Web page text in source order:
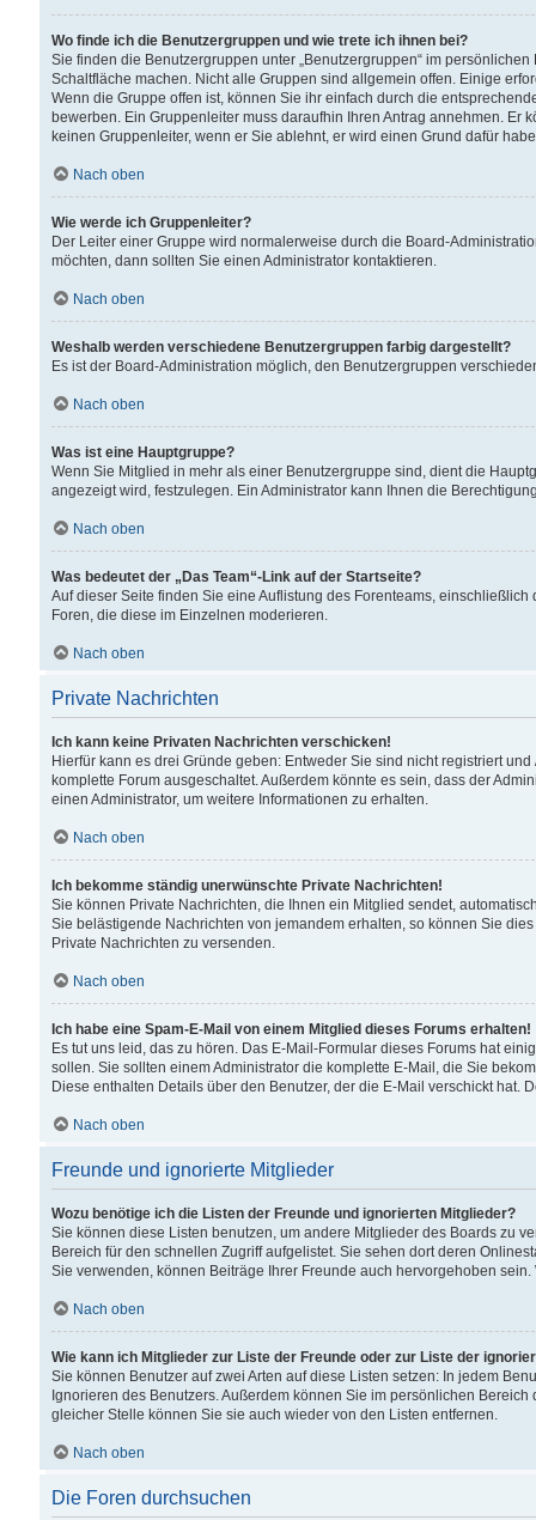
Wo finde ich die Benutzergruppen und wie trete ich ihnen bei?
Sie finden die Benutzergruppen unter „Benutzergruppen“ im
Schaltfläche machen. Nicht alle Gruppen sind allgemein offen. Einige
Wenn die Gruppe offen ist, können Sie ihr einfach durch die
bewerben. Ein Gruppenleiter muss daraufhin Ihren Antrag annehmen.
keinen Gruppenleiter, wenn er Sie ablehnt, er wird einen Grund dafür
Nach oben
Wie werde ich Gruppenleiter?
Der Leiter einer Gruppe wird normalerweise durch die Board-
möchten, dann sollten Sie einen Administrator kontaktieren.
Nach oben
Weshalb werden verschiedene Benutzergruppen farbig dargestellt?
Es ist der Board-Administration möglich, den Benutzergruppen
Nach oben
Was ist eine Hauptgruppe?
Wenn Sie Mitglied in mehr als einer Benutzergruppe sind, dient die
angezeigt wird, festzulegen. Ein Administrator kann Ihnen die
Nach oben
Was bedeutet der „Das Team“-Link auf der Startseite?
Auf dieser Seite finden Sie eine Auflistung des Forenteams,
Foren, die diese im Einzelnen moderieren.
Nach oben
Private Nachrichten
Ich kann keine Privaten Nachrichten verschicken!
Hierfür kann es drei Gründe geben: Entweder Sie sind nicht registriert
komplette Forum ausgeschaltet. Außerdem könnte es sein, dass der
einen Administrator, um weitere Informationen zu erhalten.
Nach oben
Ich bekomme ständig unerwünschte Private Nachrichten!
Sie können Private Nachrichten, die Ihnen ein Mitglied sendet,
Sie belästigende Nachrichten von jemandem erhalten, so können Sie
Private Nachrichten zu versenden.
Nach oben
Ich habe eine Spam-E-Mail von einem Mitglied dieses Forums erhalten!
Es tut uns leid, das zu hören. Das E-Mail-Formular dieses Forums hat
sollen. Sie sollten einem Administrator die komplette E-Mail, die Sie
Diese enthalten Details über den Benutzer, der die E-Mail verschickt hat.
Nach oben
Freunde und ignorierte Mitglieder
Wozu benötige ich die Listen der Freunde und ignorierten Mitglieder?
Sie können diese Listen benutzen, um andere Mitglieder des Boards zu
Bereich für den schnellen Zugriff aufgelistet. Sie sehen dort deren
Sie verwenden, können Beiträge Ihrer Freunde auch hervorgehoben
Nach oben
Wie kann ich Mitglieder zur Liste der Freunde oder zur Liste der
Sie können Benutzer auf zwei Arten auf diese Listen setzen: In jedem
Ignorieren des Benutzers. Außerdem können Sie im persönlichen
gleicher Stelle können Sie sie auch wieder von den Listen entfernen.
Nach oben
Die Foren durchsuchen